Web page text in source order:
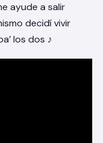
ayude a salir
decidí vivir
los dos ♪